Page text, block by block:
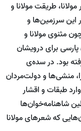
طریقت مولانا و
این سرزمین‌ها و
مثنوی مولانا و
برای درویشان
بود. در سده‌ی
منشی‌ها و دولت‌مردان
طبقات و اقشار
شاهنامه‌خوان‌ها
که شعرهای مولانا